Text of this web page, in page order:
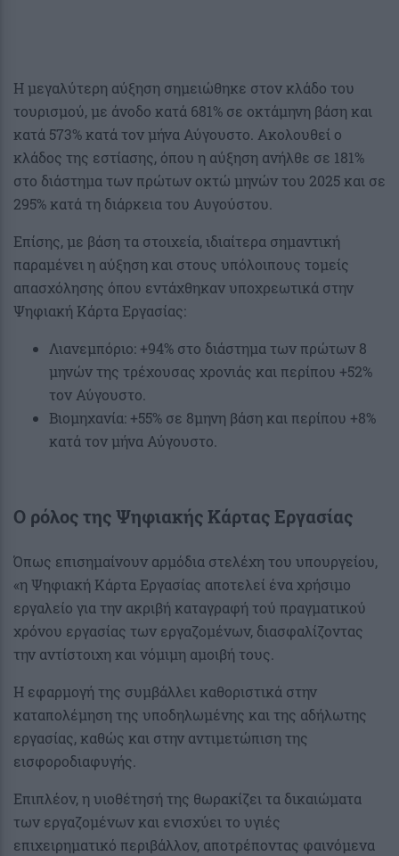
Η μεγαλύτερη αύξηση σημειώθηκε στον κλάδο του
τουρισμού, με άνοδο κατά 681% σε οκτάμηνη βάση και
κατά 573% κατά τον μήνα Αύγουστο. Ακολουθεί ο
κλάδος της εστίασης, όπου η αύξηση ανήλθε σε 181%
στο διάστημα των πρώτων οκτώ μηνών του 2025 και σε
295% κατά τη διάρκεια του Αυγούστου.
Επίσης, με βάση τα στοιχεία, ιδιαίτερα σημαντική
παραμένει η αύξηση και στους υπόλοιπους τομείς
απασχόλησης όπου εντάχθηκαν υποχρεωτικά στην
Ψηφιακή Κάρτα Εργασίας:
Λιανεμπόριο: +94% στο διάστημα των πρώτων 8
μηνών της τρέχουσας χρονιάς και περίπου +52%
τον Αύγουστο.
Βιομηχανία: +55% σε 8μηνη βάση και περίπου +8%
κατά τον μήνα Αύγουστο.
Ο ρόλος της Ψηφιακής Κάρτας Εργασίας
Όπως επισημαίνουν αρμόδια στελέχη του υπουργείου,
«η Ψηφιακή Κάρτα Εργασίας αποτελεί ένα χρήσιμο
εργαλείο για την ακριβή καταγραφή τού πραγματικού
χρόνου εργασίας των εργαζομένων, διασφαλίζοντας
την αντίστοιχη και νόμιμη αμοιβή τους.
Η εφαρμογή της συμβάλλει καθοριστικά στην
καταπολέμηση της υποδηλωμένης και της αδήλωτης
εργασίας, καθώς και στην αντιμετώπιση της
εισφοροδιαφυγής.
Επιπλέον, η υιοθέτησή της θωρακίζει τα δικαιώματα
των εργαζομένων και ενισχύει το υγιές
επιχειρηματικό περιβάλλον, αποτρέποντας φαινόμενα